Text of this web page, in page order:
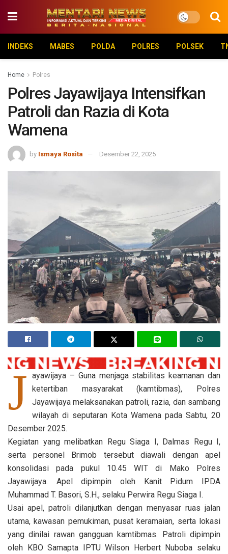
INDEKS MABES POLDA POLRES POLSEK
Home Polres
Polres Jayawijaya Intensifkan
Patroli dan Razia di Kota
Wamena
by Ismaya Rosita Desember 22, 2025
J ayawijaya – Guna menjaga stabilitas keamanan dan
ketertiban masyarakat (kamtibmas), Polres
Jayawijaya melaksanakan patroli, razia, dan sambang
wilayah di seputaran Kota Wamena pada Sabtu, 20
Desember 2025.
Kegiatan yang melibatkan Regu Siaga I, Dalmas Regu I,
serta personel Brimob tersebut diawali dengan apel
konsolidasi pada pukul 10.45 WIT di Mako Polres
Jayawijaya. Apel dipimpin oleh Kanit Pidum IPDA
Muhammad T. Basori, S.H., selaku Perwira Regu Siaga I.
Usai apel, patroli dilanjutkan dengan menyasar ruas jalan
utama, kawasan pemukiman, pusat keramaian, serta lokasi
yang dinilai rawan gangguan kamtibmas. Patroli dipimpin
oleh KBO Samapta IPTU Wilson Herbert Nuboba selaku